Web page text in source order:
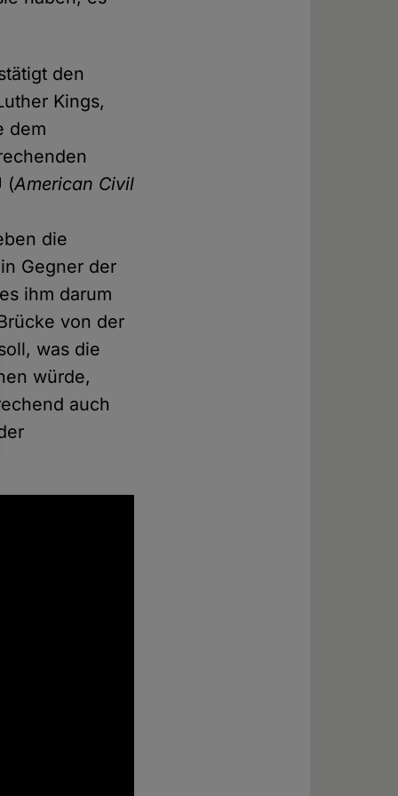
den
Kings,
dem
(American Civil
die
Gegner der
ihm darum
von der
was die
würde,
auch